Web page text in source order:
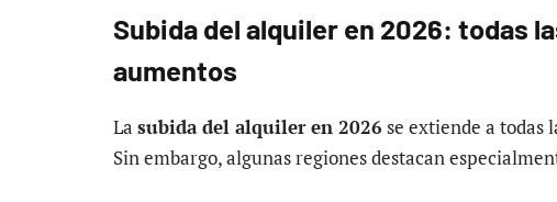
Subida del alquiler en 2026: todas
aumentos
La subida del alquiler en 2026 se extiende a todas
Sin embargo, algunas regiones destacan